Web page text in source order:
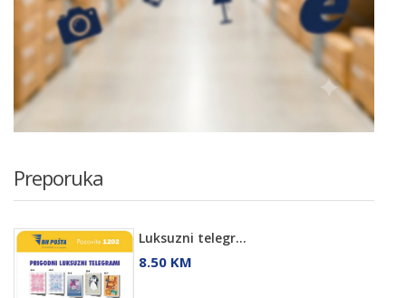
Preporuka
Luksuzni telegr...
8.50 KM